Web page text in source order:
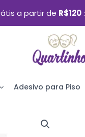
a partir de R$120
Adesivo para Piso